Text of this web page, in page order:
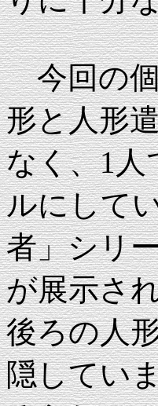
今回の個
形と人形
なく、1人
ルにして
者」シリ
が展示さ
後ろの人
隠してい